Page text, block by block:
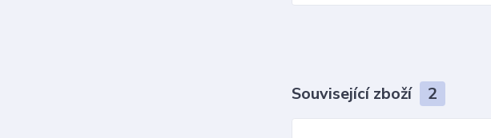
Související zboží 2